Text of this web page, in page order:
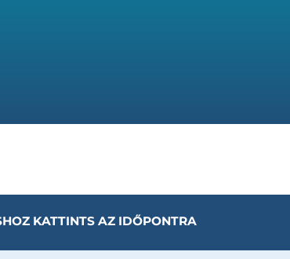
KATTINTS AZ IDŐPONTRA